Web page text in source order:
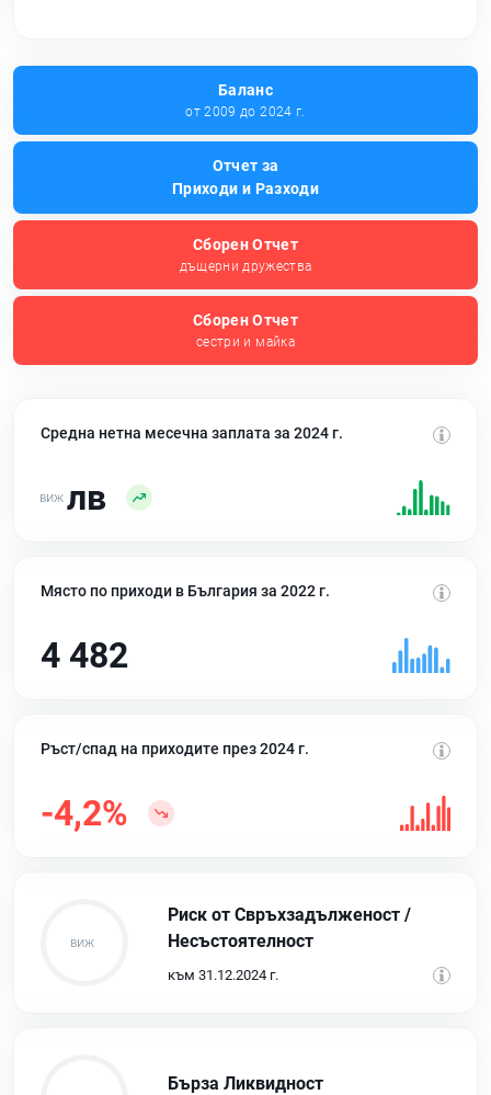
Баланс
от 2009 до 2024 г.
Отчет за
Приходи и Разходи
Сборен Отчет
дъщерни дружества
Сборен Отчет
сестри и майка
Средна нетна месечна заплата за 2024 г.
лв
Място по приходи в България за 2022 г.
4 482
Ръст/спад на приходите през 2024 г.
-4,2%
Риск от Свръхзадълженост /
Несъстоятелност
към 31.12.2024 г.
Бърза Ликвидност